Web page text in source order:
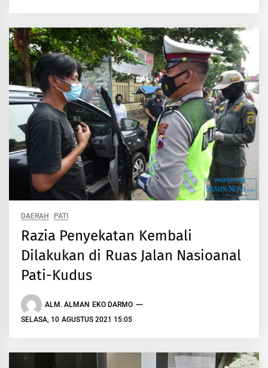
DAERAH PATI
Razia Penyekatan Kembali
Dilakukan di Ruas Jalan Nasioanal
Pati-Kudus
ALM. ALMAN EKO DARMO
SELASA, 10 AGUSTUS 2021 15:05